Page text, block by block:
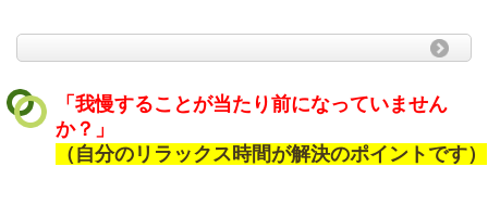
「我慢することが当たり前になっていません
か？」
（自分のリラックス時間が解決のポイントです）